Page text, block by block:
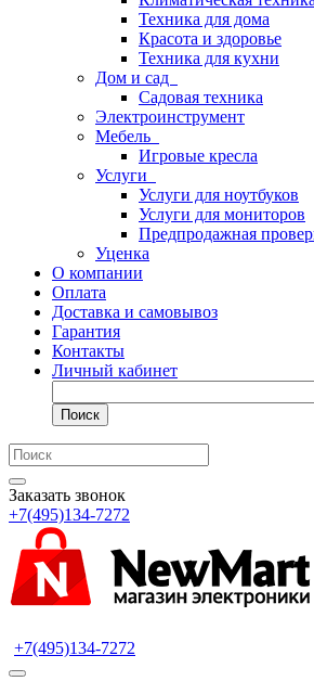
Техника для дома
Красота и здоровье
Техника для кухни
Дом и сад
Садовая техника
Электроинструмент
Мебель
Игровые кресла
Услуги
Услуги для ноутбуков
Услуги для мониторов
Предпродажная
Уценка
О компании
Оплата
Доставка и самовывоз
Гарантия
Контакты
Личный кабинет
Поиск
Заказать звонок
+7(495)134-7272
+7(495)134-7272